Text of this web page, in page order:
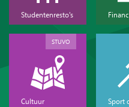
Studentenresto's
Cultuur
STUVO
Sport